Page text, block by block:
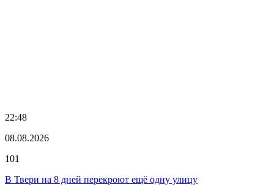
22:48
08.08.2026
101
В Твери на 8 дней перекроют ещё одну улицу